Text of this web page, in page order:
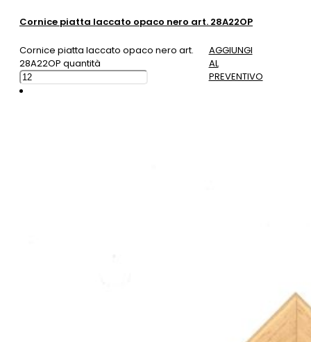
Cornice piatta laccato opaco nero art. 28A22OP
Cornice piatta laccato opaco nero art.
28A22OP quantità
AGGIUNGI
AL
PREVENTIVO